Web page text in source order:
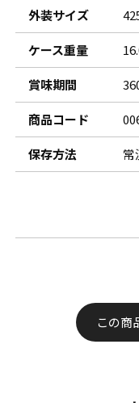
外装サイズ
ケース重量
賞味期間
商品コード
保存方法 常
この商